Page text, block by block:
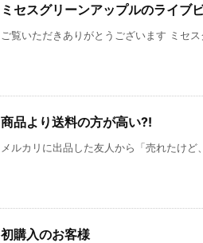
ミセスグリーンアップルのライブ
ご覧いただきありがとうございます ミセ
商品より送料の方が高い⁈
メルカリに出品した友人から「売れたけ
初購入のお客様